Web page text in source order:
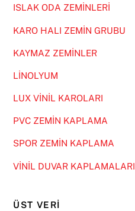
ISLAK ODA ZEMİNLERİ
KARO HALI ZEMİN GRUBU
KAYMAZ ZEMİNLER
LİNOLYUM
LUX VİNİL KAROLARI
PVC ZEMİN KAPLAMA
SPOR ZEMİN KAPLAMA
VİNİL DUVAR KAPLAMALARI
ÜST VERI